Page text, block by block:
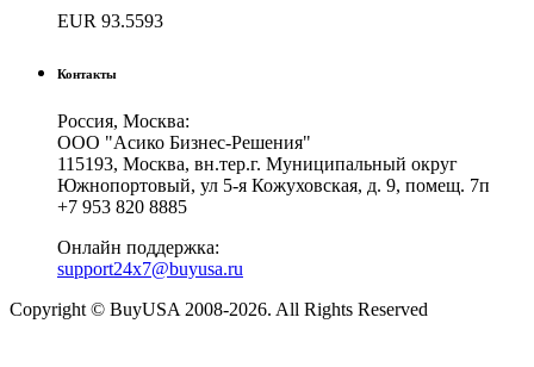
EUR 93.5593
Контакты
Россия, Москва:
ООО "Асико Бизнес-Решения"
115193, Москва, вн.тер.г. Муниципальный округ
Южнопортовый, ул 5-я Кожуховская, д. 9, помещ. 7п
+7 953 820 8885
Онлайн поддержка:
support24x7@buyusa.ru
Copyright © BuyUSA 2008-2026. All Rights Reserved